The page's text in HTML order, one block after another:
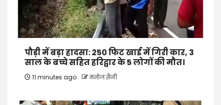
पौड़ी में बड़ा हादसा: 250 फिट खाई में गिरी कार, 3
साल के बच्चे सहित हरिद्वार के 5 लोगों की मौत।
11 minutes ago मनोज सैनी